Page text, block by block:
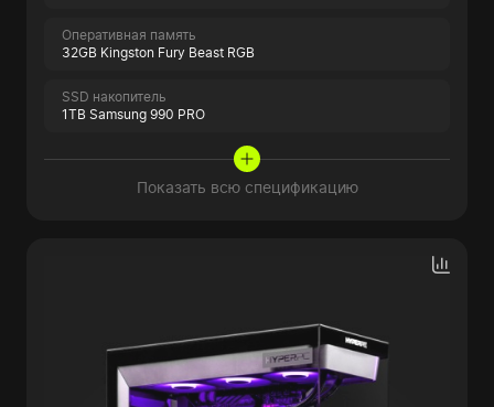
Оперативная память
32GB Kingston Fury Beast RGB
SSD накопитель
1TB Samsung 990 PRO
Показать всю спецификацию